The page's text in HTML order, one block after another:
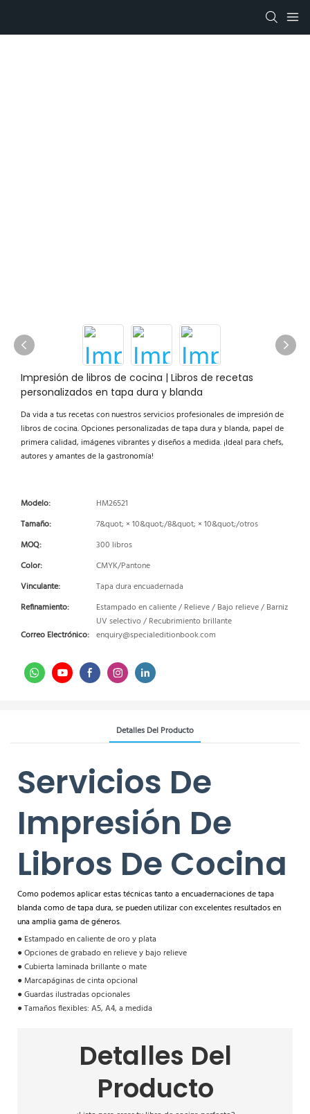
Impresión de libros de cocina | Libros de recetas
personalizados en tapa dura y blanda
Da vida a tus recetas con nuestros servicios profesionales de impresión de
libros de cocina. Opciones personalizadas de tapa dura y blanda, papel de
primera calidad, imágenes vibrantes y diseños a medida. ¡Ideal para chefs,
autores y amantes de la gastronomía!
Modelo:
HM26521
Tamaño:
7&quot; × 10&quot;/8&quot; × 10&quot;/otros
MOQ:
300 libros
Color:
CMYK/Pantone
Vinculante:
Tapa dura encuadernada
Refinamiento:
Estampado en caliente / Relieve / Bajo relieve / Barniz
UV selectivo / Recubrimiento brillante
Correo Electrónico: enquiry@specialeditionbook.com
Detalles Del Producto
Servicios De
Impresión De
Libros De Cocina
Como podemos aplicar estas técnicas tanto a encuadernaciones de tapa
blanda como de tapa dura, se pueden utilizar con excelentes resultados en
una amplia gama de géneros.
● Estampado en caliente de oro y plata
●Opciones de grabado en relieve y bajo relieve
●Cubierta laminada brillante o mate
●Marcapáginas de cinta opcional
●Guardas ilustradas opcionales
●Tamaños flexibles: A5, A4, a medida
Detalles Del
Producto